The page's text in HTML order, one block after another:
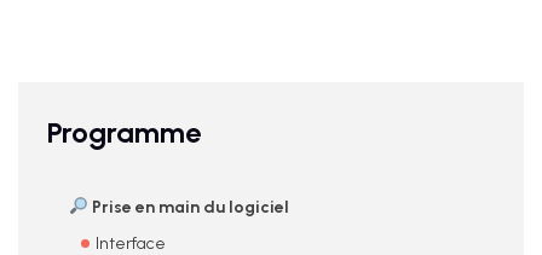
Programme
Prise en main du logiciel
Interface